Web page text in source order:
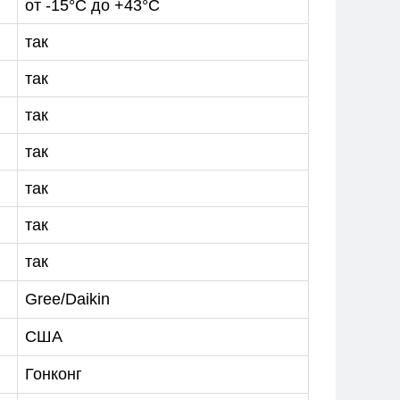
от -15°С до +43°С
так
так
так
так
так
так
так
Gree/Daikin
США
Гонконг